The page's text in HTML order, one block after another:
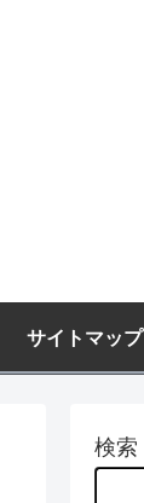
サイトマップ
検索